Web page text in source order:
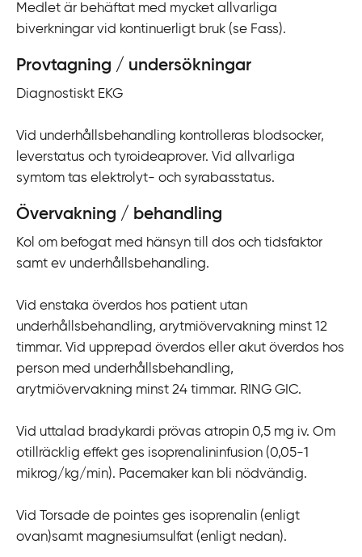
Medlet är behäftat med mycket allvarliga
biverkningar vid kontinuerligt bruk (se Fass).
Provtagning / undersökningar
Diagnostiskt EKG
Vid underhållsbehandling kontrolleras blodsocker,
leverstatus och tyroideaprover. Vid allvarliga
symtom tas elektrolyt- och syrabasstatus.
Övervakning / behandling
Kol om befogat med hänsyn till dos och tidsfaktor
samt ev underhållsbehandling.
Vid enstaka överdos hos patient utan
underhållsbehandling, arytmiövervakning minst 12
timmar. Vid upprepad överdos eller akut överdos hos
person med underhållsbehandling,
arytmiövervakning minst 24 timmar. RING GIC.
Vid uttalad bradykardi prövas atropin 0,5 mg iv. Om
otillräcklig effekt ges isoprenalininfusion (0,05-1
mikrog/kg/min). Pacemaker kan bli nödvändig.
Vid Torsade de pointes ges isoprenalin (enligt
ovan)samt magnesiumsulfat (enligt nedan).